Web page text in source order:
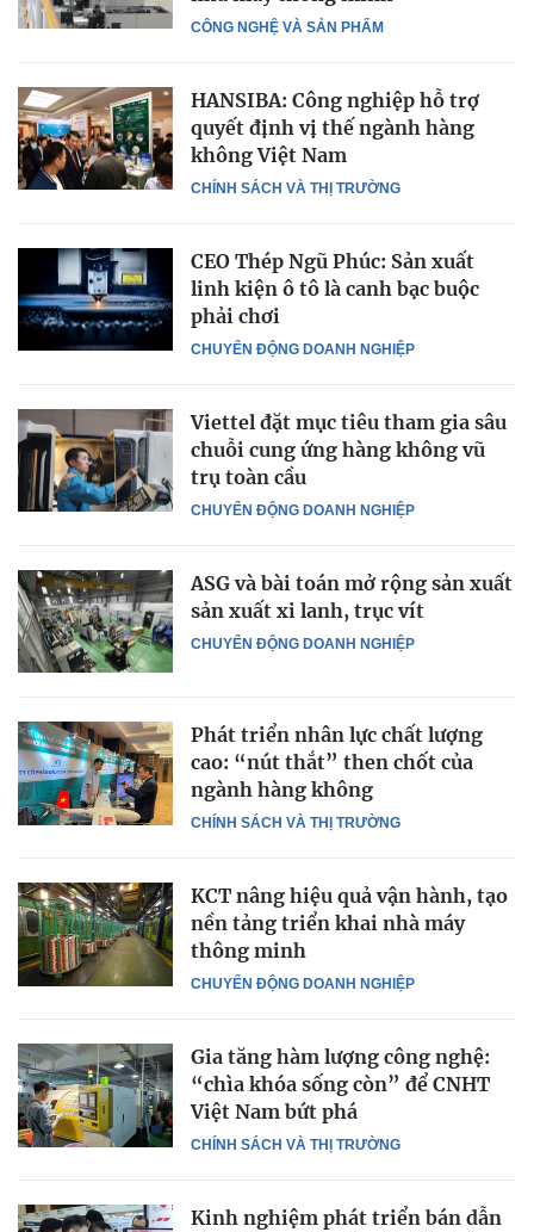
CÔNG NGHỆ VÀ SẢN PHẨM
CHÍNH SÁCH VÀ THỊ TRƯỜNG
HANSIBA: Công nghiệp hỗ trợ
quyết định vị thế ngành hàng
không Việt Nam
CHUYỂN ĐỘNG DOANH NGHIỆP
CEO Thép Ngũ Phúc: Sản xuất
linh kiện ô tô là canh bạc buộc
phải chơi
CHUYỂN ĐỘNG DOANH NGHIỆP
Viettel đặt mục tiêu tham gia sâu
chuỗi cung ứng hàng không vũ
trụ toàn cầu
CHUYỂN ĐỘNG DOANH NGHIỆP
ASG và bài toán mở rộng sản xuất
sản xuất xi lanh, trục vít
CHÍNH SÁCH VÀ THỊ TRƯỜNG
Phát triển nhân lực chất lượng
cao: “nút thắt” then chốt của
ngành hàng không
CHUYỂN ĐỘNG DOANH NGHIỆP
KCT nâng hiệu quả vận hành, tạo
nền tảng triển khai nhà máy
thông minh
CHÍNH SÁCH VÀ THỊ TRƯỜNG
Gia tăng hàm lượng công nghệ:
“chìa khóa sống còn” để CNHT
Việt Nam bứt phá
Kinh nghiệm phát triển bán dẫn